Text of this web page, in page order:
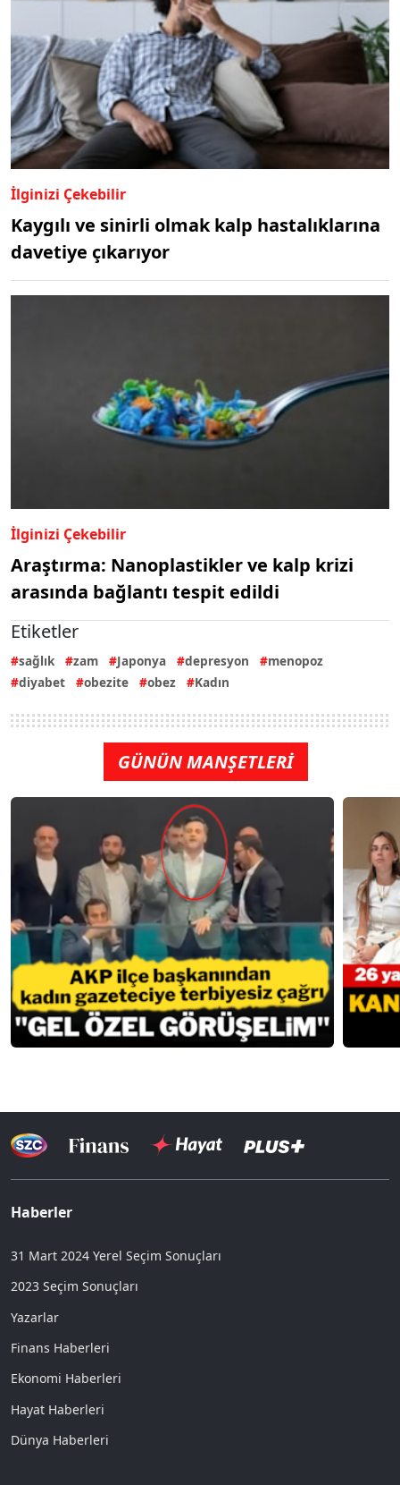
İlginizi Çekebilir
Kaygılı ve sinirli olmak kalp hastalıklarına
davetiye çıkarıyor
İlginizi Çekebilir
Araştırma: Nanoplastikler ve kalp krizi
arasında bağlantı tespit edildi
Etiketler
sağlık zam Japonya depresyon
menopoz
diyabet
obezite obez Kadın
GÜNÜN MANŞETLERİ
Haberler
31 Mart 2024 Yerel Seçim Sonuçları
2023 Seçim Sonuçları
Yazarlar
Finans Haberleri
Ekonomi Haberleri
Hayat Haberleri
Dünya Haberleri